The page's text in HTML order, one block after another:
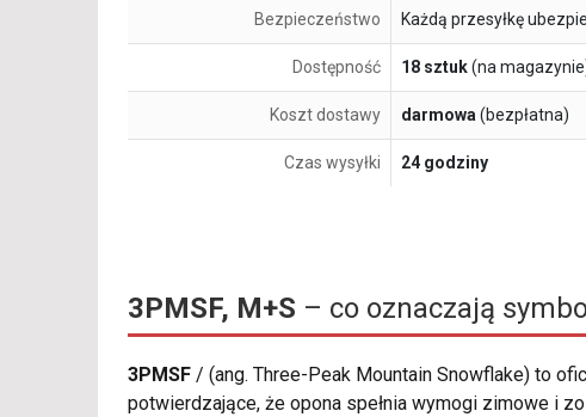
Bezpieczeństwo Każdą przesyłkę
Dostępność 18 sztuk(na
Koszt dostawy darmowa(bezpłatna)
Czas wysyłki 24 godziny
3PMSF, M+S – co oznaczają
3PMSF / (ang. Three-Peak Mountain Snowflake) to
potwierdzające, że opona spełnia wymogi zimowe i